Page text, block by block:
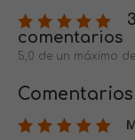
comentarios
5,0 de un máximo
Comentarios